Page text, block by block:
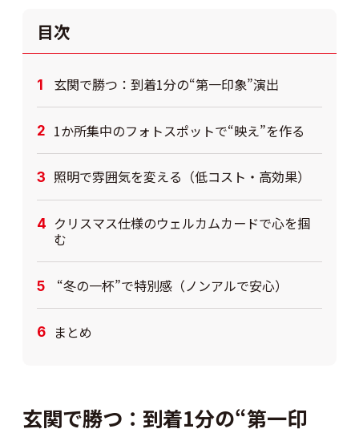
目次
玄関で勝つ：到着1分の“第一印象”演出
1か所集中のフォトスポットで“映え”を作る
照明で雰囲気を変える（低コスト・高効果）
クリスマス仕様のウェルカムカードで心を掴
む
“冬の一杯”で特別感（ノンアルで安心）
まとめ
玄関で勝つ：到着1分の“第一印